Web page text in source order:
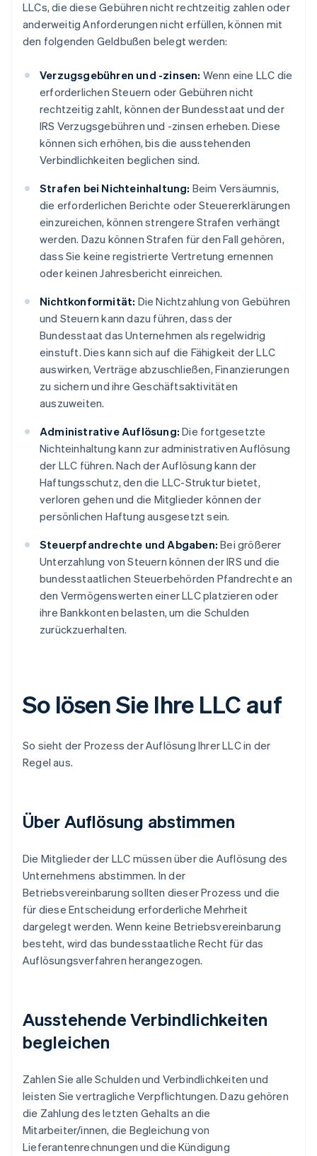
LLCs, die diese Gebühren nicht rechtzeitig zahlen oder
anderweitig Anforderungen nicht erfüllen, können mit
den folgenden Geldbußen belegt werden:
Verzugsgebühren und -zinsen: Wenn eine LLC die
erforderlichen Steuern oder Gebühren nicht
rechtzeitig zahlt, können der Bundesstaat und der
IRS Verzugsgebühren und -zinsen erheben. Diese
können sich erhöhen, bis die ausstehenden
Verbindlichkeiten beglichen sind.
Strafen bei Nichteinhaltung: Beim Versäumnis,
die erforderlichen Berichte oder Steuererklärungen
einzureichen, können strengere Strafen verhängt
werden. Dazu können Strafen für den Fall gehören,
dass Sie keine registrierte Vertretung ernennen
oder keinen Jahresbericht einreichen.
Nichtkonformität: Die Nichtzahlung von Gebühren
und Steuern kann dazu führen, dass der
Bundesstaat das Unternehmen als regelwidrig
einstuft. Dies kann sich auf die Fähigkeit der LLC
auswirken, Verträge abzuschließen, Finanzierungen
zu sichern und ihre Geschäftsaktivitäten
auszuweiten.
Administrative Auflösung: Die fortgesetzte
Nichteinhaltung kann zur administrativen Auflösung
der LLC führen. Nach der Auflösung kann der
Haftungsschutz, den die LLC-Struktur bietet,
verloren gehen und die Mitglieder können der
persönlichen Haftung ausgesetzt sein.
Steuerpfandrechte und Abgaben: Bei größerer
Unterzahlung von Steuern können der IRS und die
bundesstaatlichen Steuerbehörden Pfandrechte an
den Vermögenswerten einer LLC platzieren oder
ihre Bankkonten belasten, um die Schulden
zurückzuerhalten.
So lösen Sie Ihre LLC auf
So sieht der Prozess der Auflösung Ihrer LLC in der
Regel aus.
Über Auflösung abstimmen
Die Mitglieder der LLC müssen über die Auflösung des
Unternehmens abstimmen. In der
Betriebsvereinbarung sollten dieser Prozess und die
für diese Entscheidung erforderliche Mehrheit
dargelegt werden. Wenn keine Betriebsvereinbarung
besteht, wird das bundesstaatliche Recht für das
Auflösungsverfahren herangezogen.
Ausstehende Verbindlichkeiten
begleichen
Zahlen Sie alle Schulden und Verbindlichkeiten und
leisten Sie vertragliche Verpflichtungen. Dazu gehören
die Zahlung des letzten Gehalts an die
Mitarbeiter/innen, die Begleichung von
Lieferantenrechnungen und die Kündigung